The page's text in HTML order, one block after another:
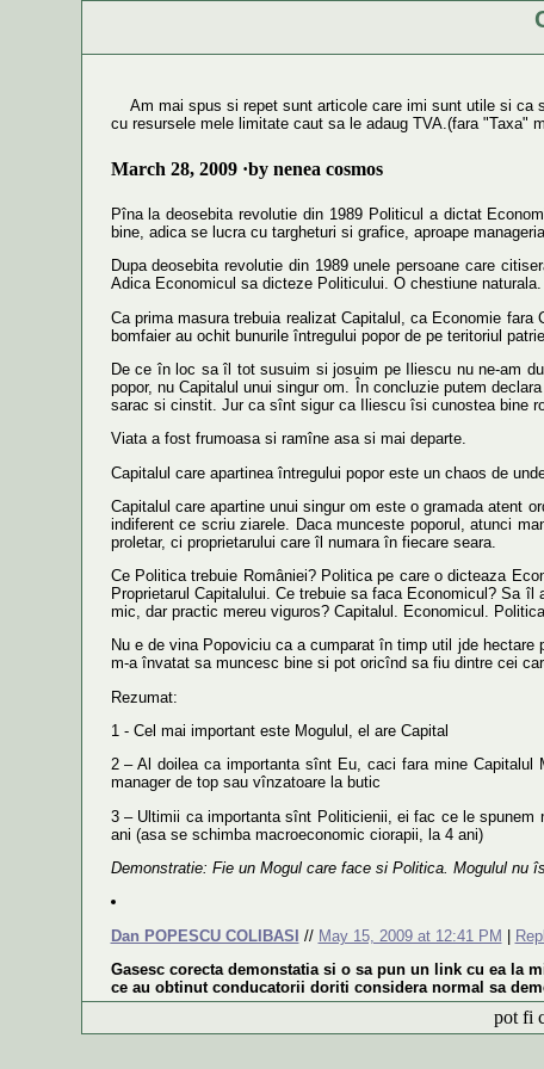
Am mai spus si repet sunt articole care imi sunt utile si ca
cu resursele mele limitate caut sa le adaug TVA.(fara "Taxa"
March 28, 2009·by nenea cosmos
Pîna la deosebita revolutie din 1989 Politicul a dictat
bine, adica se lucra cu targheturi si grafice, aproape
Dupa deosebita revolutie din 1989 unele persoane care
Adica Economicul sa dicteze Politicului. O chestiune naturala.
Ca prima masura trebuia realizat Capitalul, ca Economie
bomfaier au ochit bunurile întregului popor de pe teritoriul
De ce în loc sa îl tot susuim si josuim pe Iliescu nu ne-am
popor, nu Capitalul unui singur om. În concluzie putem
sarac si cinstit. Jur ca sînt sigur ca Iliescu îsi cunostea bine
Viata a fost frumoasa si ramîne asa si mai departe.
Capitalul care apartinea întregului popor este un chaos de
Capitalul care apartine unui singur om este o gramada atent
indiferent ce scriu ziarele. Daca munceste poporul, atunci
proletar, ci proprietarului care îl numara în fiecare seara.
Ce Politica trebuie României? Politica pe care o dicteaza
Proprietarul Capitalului. Ce trebuie sa faca Economicul? Sa
mic, dar practic mereu viguros? Capitalul. Economicul.
Nu e de vina Popoviciu ca a cumparat în timp util jde
m-a învatat sa muncesc bine si pot oricînd sa fiu dintre cei
Rezumat:
1 - Cel mai important este Mogulul, el are Capital
2 – Al doilea ca importanta sînt Eu, caci fara mine
manager de top sau vînzatoare la butic
3 – Ultimii ca importanta sînt Politicienii, ei fac ce le
ani (asa se schimba macroeconomic ciorapii, la 4 ani)
Demonstratie: Fie un Mogul care face si Politica. Mogulul nu
Dan POPESCU COLIBASI // May 15, 2009 at 12:41 PM
Gasesc corecta demonstatia si o sa pun un link cu ea la
ce au obtinut conducatorii doriti considera normal sa
pot fi